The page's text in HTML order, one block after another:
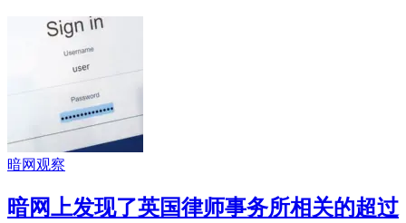
暗网观察
暗网上发现了英国律师事务所相关的超过